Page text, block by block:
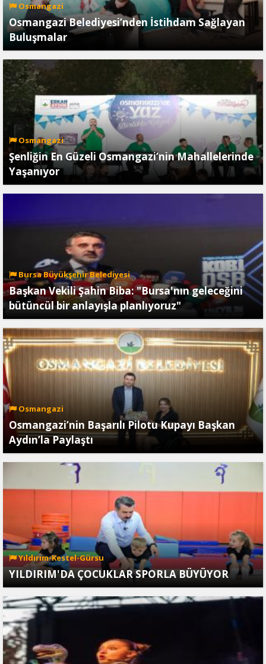
Osmangazi
Osmangazi Belediyesi’nden İstihdam Sağlayan
Buluşmalar
Osmangazi
Şenliğin En Güzeli Osmangazi’nin Mahallelerinde
Yaşanıyor
Bursa Büyükşehir Belediyesi
Başkan Vekili Şahin Biba: "Bursa'nın geleceğini
bütüncül bir anlayışla planlıyoruz"
Osmangazi
Osmangazi’nin Başarılı Pilotu Kupayı Başkan
Aydın’la Paylaştı
Yıldırım-Kestel-Gürsu
YILDIRIM'DA ÇOCUKLAR SPORLA BÜYÜYOR